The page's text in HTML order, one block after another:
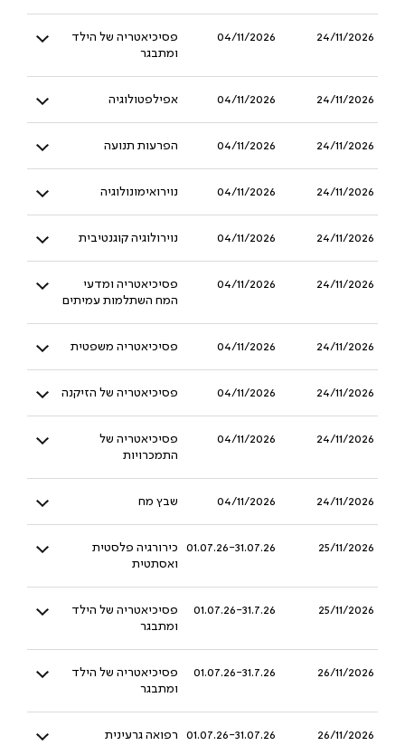
24/11/2026
04/11/2026
פסיכיאטריה של הילד
ומתבגר
24/11/2026
04/11/2026 אפילפטולוגיה
24/11/2026
04/11/2026 הפרעות תנועה
24/11/2026
04/11/2026 נוירואימונולוגיה
24/11/2026
04/11/2026 נוירולוגיה קוגנטיבית
24/11/2026
04/11/2026
פסיכיאטריה ומדעי
המח השתלמות עמיתים
24/11/2026
04/11/2026 פסיכיאטריה משפטית
24/11/2026
04/11/2026 פסיכיאטריה של הזיקנה
24/11/2026
04/11/2026
פסיכיאטריה של
התמכרויות
24/11/2026
04/11/2026 שבץ מח
25/11/2026
01.07.26-31.07.26
כירורגיה פלסטית
ואסתטית
25/11/2026
01.07.26-31.7.26
פסיכיאטריה של הילד
ומתבגר
26/11/2026
01.07.26-31.7.26
פסיכיאטריה של הילד
ומתבגר
26/11/2026
01.07.26-31.07.26 רפואה גרעינית